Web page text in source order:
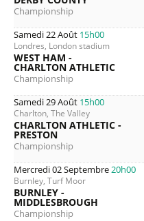
Championship
Samedi 22 Août 15h00
Londres, London stadium
WEST HAM -
CHARLTON ATHLETIC
Championship
Samedi 29 Août 15h00
Charlton, The Valley
CHARLTON ATHLETIC -
PRESTON
Championship
Mercredi 02 Septembre20h00
Burnley, Turf Moor
BURNLEY -
MIDDLESBROUGH
Championship